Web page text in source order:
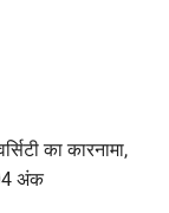
का कारनामा,
अंक